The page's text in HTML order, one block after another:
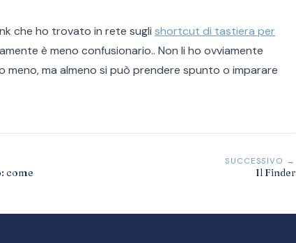
che ho trovato in rete sugli shortcut di tastiera per
è meno confusionario.. Non li ho ovviamente
meno, ma almeno si può prendere spunto o imparare
come
SUCCESSIVO →
Il Finder